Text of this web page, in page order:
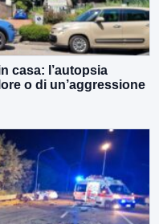
casa: l’autopsia
o di un’aggressione